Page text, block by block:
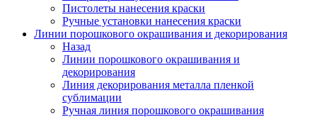
Пистолеты нанесения краски
Ручные установки нанесения краски
Линии порошкового окрашивания и декорирования
Назад
Линии порошкового окрашивания и
декорирования
Линия декорирования металла пленкой
сублимации
Ручная линия порошкового окрашивания